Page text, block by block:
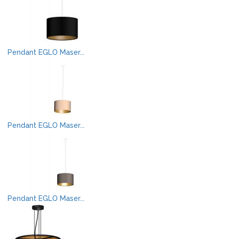
Pendant EGLO Maser...
Pendant EGLO Maser...
Pendant EGLO Maser...